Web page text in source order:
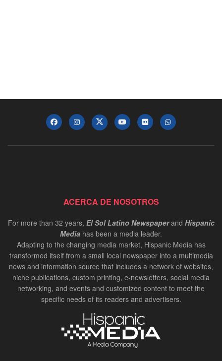
ACERCA DE NOSOTROS
For more than 32 years, El Sol Latino Newspaperand Hispanic
Media has been a media leader.
Adapting to the changing media market, Hispanic Media has
transformed itself from a small local newspaper into a multimedia
news and information source that includes a network of websites,
niche publications, custom printing, e-newsletters, social media
networking, and events and customized content to meet the
specific needs of its readers and advertisers.